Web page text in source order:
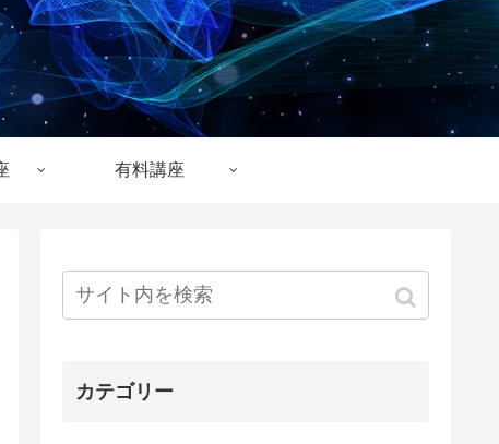
有料講座
カテゴリー